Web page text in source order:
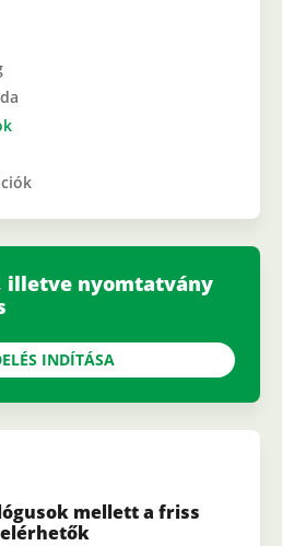
illetve nyomtatvány
INDÍTÁSA
mellett a friss